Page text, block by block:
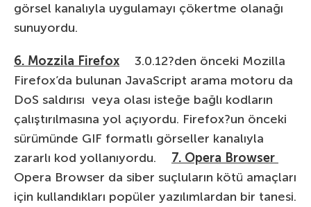
görsel kanalıyla uygulamayı çökertme olanağı
sunuyordu.
6. Mozzila Firefox
3.0.12?den önceki Mozilla
Firefox’da bulunan JavaScript arama motoru da
DoS saldırısı veya olası isteğe bağlı kodların
çalıştırılmasına yol açıyordu. Firefox?un önceki
sürümünde GIF formatlı görseller kanalıyla
zararlı kod yollanıyordu.
7. Opera Browser
Opera Browser da siber suçluların kötü amaçları
için kullandıkları popüler yazılımlardan bir tanesi.